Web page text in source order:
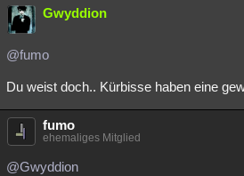
Gwyddion
@fumo
Du weist doch.. Kürbisse haben eine
fumo
ehemaliges Mitglied
@Gwyddion